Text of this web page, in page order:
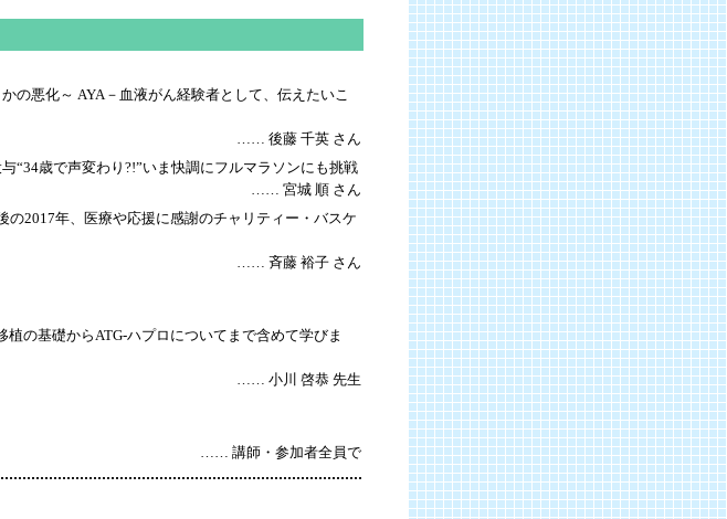
の悪化～ AYA－血液がん経験者として、伝えたいこ
…… 後藤 千英 さん
“34歳で声変わり?!”いま快調にフルマラソンにも挑戦
…… 宮城 順 さん
の2017年、医療や応援に感謝のチャリティー・バスケ
…… 斉藤 裕子 さん
の基礎からATG-ハプロについてまで含めて学びま
…… 小川 啓恭 先生
…… 講師・参加者全員で